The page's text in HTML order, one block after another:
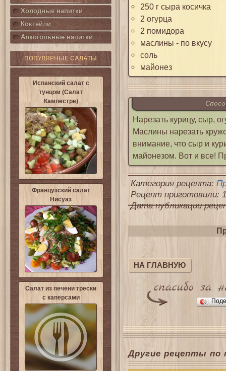
Холодные напитки
Коктейли
Алкогольные напитки
ПОПУЛЯРНЫЕ САЛАТЫ
Испанский салат с
тунцом (Салат
Кампестре)
Французский салат
Нисуаз
Салат из печени трески
с каперсами
250 г сыра косичка
2 огурца
2 помидора
маслины - по вкусу
соль
майонез
Нарезать курицу, сыр,
Маслины нарезать
внимание, что сыр и
майонезом. Вот и все!
Категория рецепта:
Рецепт приготовили:
Дата публикации
НА ГЛАВНУЮ
Другие рецепты по